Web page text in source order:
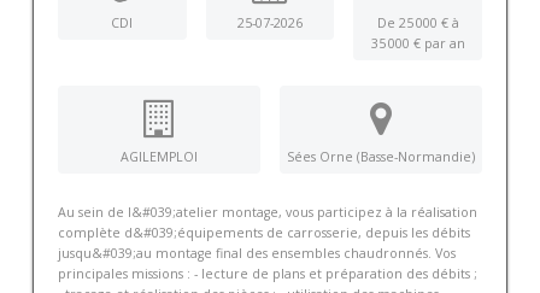
CDI 25-07-2026
De 25 000 € à
35 000 € par an
AGILEMPLOI Sées Orne (Basse-Normandie)
Au sein de l&#039;atelier montage, vous participez à la réalisation
complète d&#039;équipements de carrosserie, depuis les débits
jusqu&#039;au montage final des ensembles chaudronnés. Vos
principales missions : - lecture de plans et préparation des débits ;